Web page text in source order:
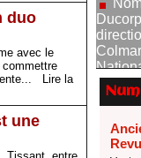
duo
avec le
Lire la
une
07/07/
TNP
02/07/2026